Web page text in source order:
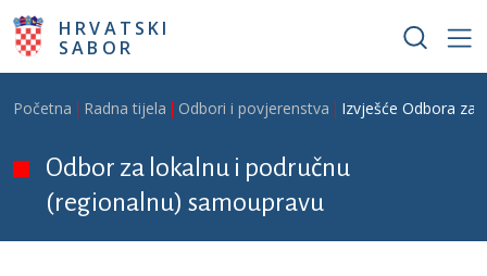
Skoči na glavni sadržaj
HRVATSKI
SABOR
Breadcrumb
Početna Radna tijela Odbori i povjerenstva Izvješće Odbora za
Odbor za lokalnu i područnu
(regionalnu) samoupravu